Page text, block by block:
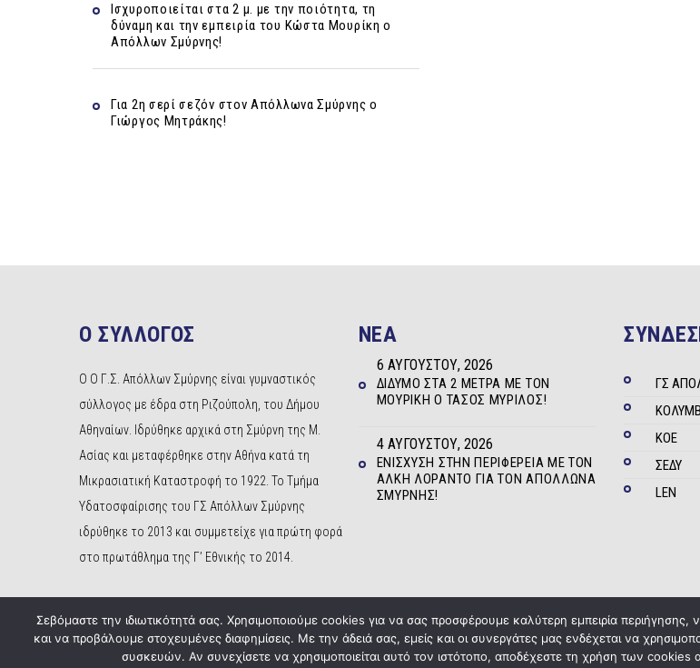
Ισχυροποιείται στα 2 μ. με την ποιότητα, τη
δύναμη και την εμπειρία του Κώστα Μουρίκη ο
Απόλλων Σμύρνης!
Για 2η σερί σεζόν στον Απόλλωνα Σμύρνης ο
Γιώργος Μητράκης!
Ο ΣΥΛΛΟΓΟΣ
Ο Ο Γ.Σ. Απόλλων Σμύρνης είναι γυμναστικός
σύλλογος με έδρα στη Ριζούπολη, του Δήμου
Αθηναίων. Ιδρύθηκε αρχικά στη Σμύρνη της Μ.
Ασίας και μεταφέρθηκε στην Αθήνα κατά τη
Μικρασιατική Καταστροφή το 1922. Το Τμήμα
Υδατοσφαίρισης του ΓΣ Απόλλων Σμύρνης
ιδρύθηκε το 2013 και συμμετείχε για πρώτη φορά
στο πρωτάθλημα της Γ’ Εθνικής το 2014.
NEA
ΔΊΔΥΜΟ ΣΤΑ 2 ΜΈΤΡΑ ΜΕ ΤΟΝ
ΜΟΥΡΊΚΗ Ο ΤΆΣΟΣ ΜΥΡΊΛΟΣ!
6 ΑΥΓΟΎΣΤΟΥ, 2026
ΕΝΊΣΧΥΣΗ ΣΤΗΝ ΠΕΡΙΦΈΡΕΙΑ ΜΕ ΤΟΝ
ΆΛΚΗ ΛΟΡΆΝΤΟ ΓΙΑ ΤΟΝ ΑΠΌΛΛΩΝΑ
ΣΜΎΡΝΗΣ!
4 ΑΥΓΟΎΣΤΟΥ, 2026
ΓΣ
ΚΟΕ
ΣΕΔΥ
LEN
Copyright © 2020ΓΣ Απόλλων ΣμύρνηςPowered
Σεβόμαστε την ιδιωτικότητά σας. Χρησιμοποιούμε cookies για να σας προσφέρουμε καλύτερη εμπειρία
και να προβάλουμε στοχευμένες διαφημίσεις. Με την άδειά σας, εμείς και οι συνεργάτες μας ενδέχεται να
συσκευών. Αν συνεχίσετε να χρησιμοποιείται αυτό τον ιστότοπο, αποδέχεστε τη χρήση των cookies